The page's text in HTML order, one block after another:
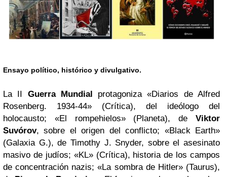
Ensayo político, histórico y divulgativo.
La II Guerra Mundial protagoniza «Diarios de Alfred
Rosenberg. 1934-44» (Crítica), del ideólogo del
holocausto; «El rompehielos» (Planeta), de Viktor
Suvórov, sobre el origen del conflicto; «Black Earth»
(Galaxia G.), de Timothy J. Snyder, sobre el asesinato
masivo de judíos; «KL» (Crítica), historia de los campos
de concentración nazis; «La sombra de Hitler» (Taurus),